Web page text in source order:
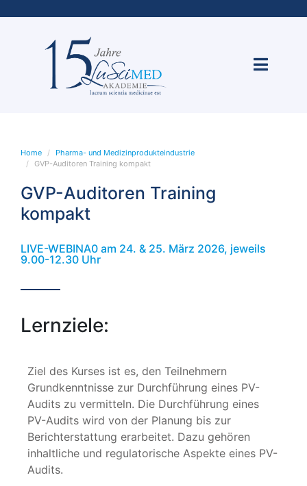
Home
Pharma- und Medizinprodukteindustrie
GVP-Auditoren Training kompakt
GVP-Auditoren Training
kompakt
LIVE-WEBINA0 am 24. & 25. März 2026, jeweils
9.00-12.30 Uhr
Lernziele:
Ziel des Kurses ist es, den Teilnehmern
Grundkenntnisse zur Durchführung eines PV-
Audits zu vermitteln. Die Durchführung eines
PV-Audits wird von der Planung bis zur
Berichterstattung erarbeitet. Dazu gehören
inhaltliche und regulatorische Aspekte eines PV-
Audits.